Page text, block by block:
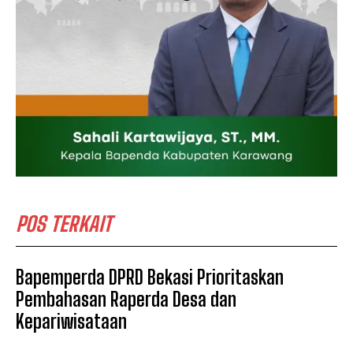
POS TERKAIT
Bapemperda DPRD Bekasi Prioritaskan
Pembahasan Raperda Desa dan
Kepariwisataan